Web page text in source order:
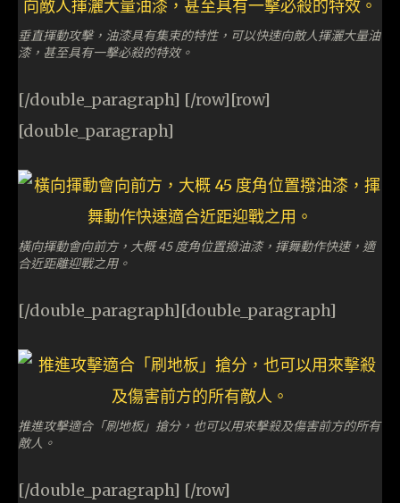
垂直揮動攻擊，油漆具有集束的特性，可以快速向敵人揮灑大量油
漆，甚至具有一擊必殺的特效。
[/double_paragraph] [/row][row]
[double_paragraph]
橫向揮動會向前方，大概 45 度角位置撥油漆，揮舞動作快速，適
合近距離迎戰之用。
[/double_paragraph][double_paragraph]
推進攻擊適合「刷地板」搶分，也可以用來擊殺及傷害前方的所有
敵人。
[/double_paragraph] [/row]